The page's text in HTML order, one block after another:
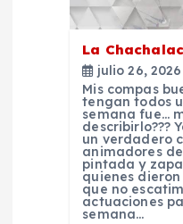
La
julio 26, 2026
Mis compas
tengan todos
semana fue…
describirlo???
un verdadero
animadores
pintada y
quienes
que no
actuaciones
semana…